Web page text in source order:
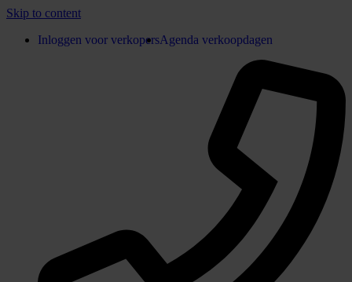
Skip to content
Inloggen voor verkopersAgenda verkoopdagen